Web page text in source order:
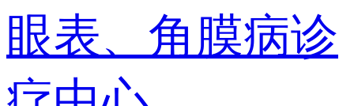
眼表、角膜病诊